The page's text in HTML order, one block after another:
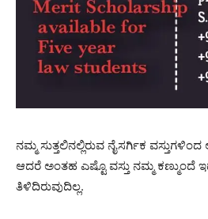
ನಮ್ಮ ಸುತ್ತಲಿನಲ್ಲಿರುವ ನೈಸರ್ಗಿಕ
ಆದರೆ ಅಂತಹ ಎಷ್ಟೊ ವಸ್ತು ನಮ್ಮ ಕಣ್ಮುಂದೆ
ತಿಳಿದಿರುವುದಿಲ್ಲ.